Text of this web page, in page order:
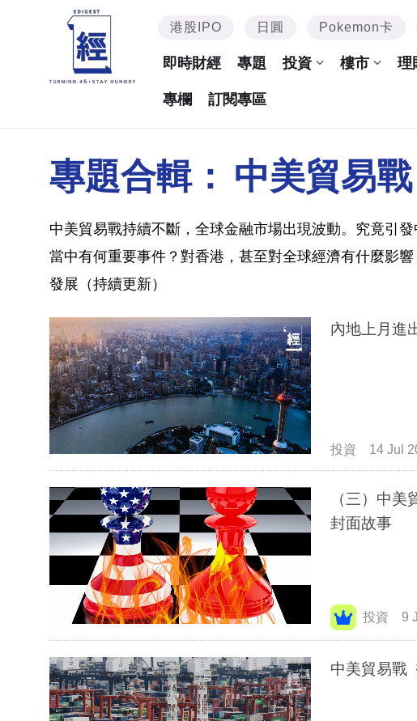
港股IPO 日圓 Pokemon卡
即時財經 專題 投資 樓市 理
專欄 訂閱專區
專題合輯： 中美貿易戰
中美貿易戰持續不斷，全球金融市場出現波動。究竟引
當中有何重要事件？對香港，甚至對全球經濟有什麼影
發展（持續更新）
內地上月進
投資 14 Jul
（三）中美
封面故事
投資 9
中美貿易戰